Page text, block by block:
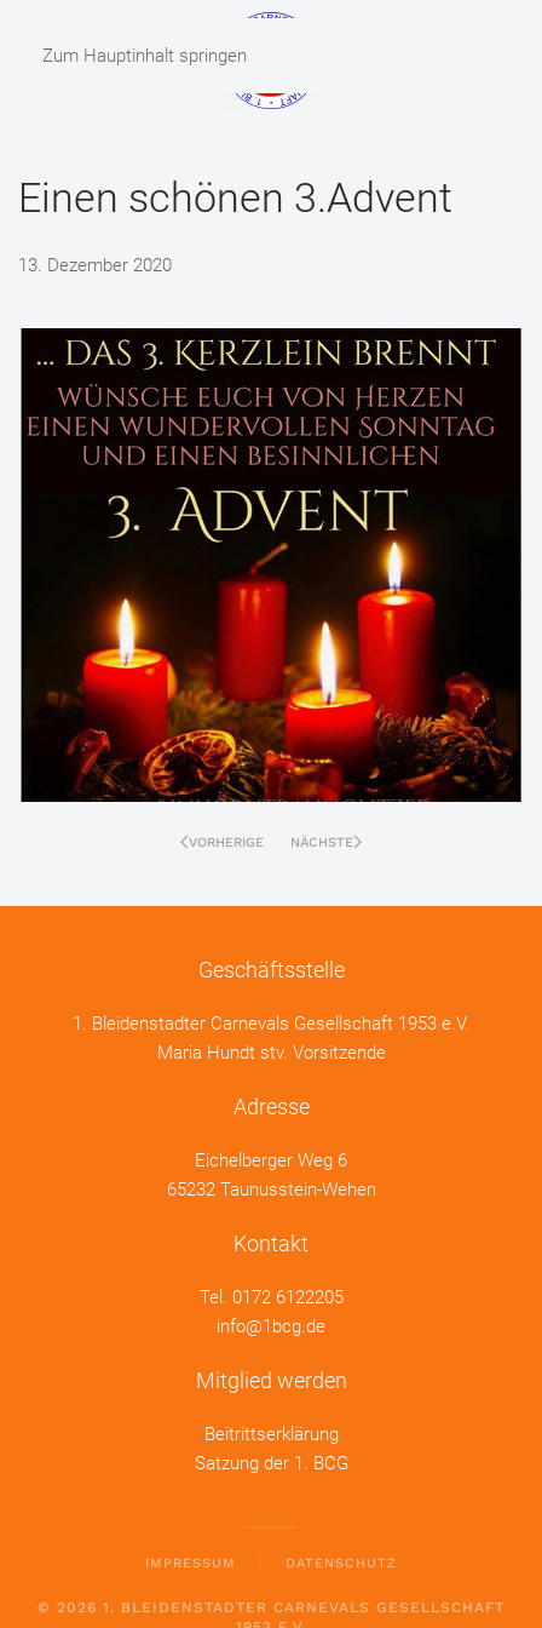
Zum Hauptinhalt springen
MENÜ
Einen schönen 3.Advent
13. Dezember 2020
VORHERIGE NÄCHSTE
Geschäftsstelle
1. Bleidenstadter Carnevals Gesellschaft 1953 e.V.
Maria Hundt stv. Vorsitzende
Adresse
Eichelberger Weg 6
65232 Taunusstein-Wehen
Kontakt
Tel. 0172 6122205
info@1bcg.de
Mitglied werden
Beitrittserklärung
Satzung der 1. BCG
IMPRESSUM DATENSCHUTZ
© 2026 1. BLEIDENSTADTER CARNEVALS GESELLSCHAFT